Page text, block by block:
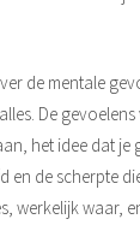
de mentale
De
het idee dat je
en de scherpte
werkelijk waar,